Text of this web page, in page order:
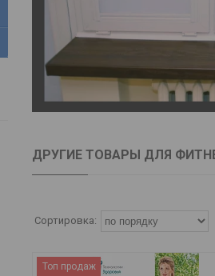
ДРУГИЕ ТОВАРЫ ДЛЯ
Топ продаж